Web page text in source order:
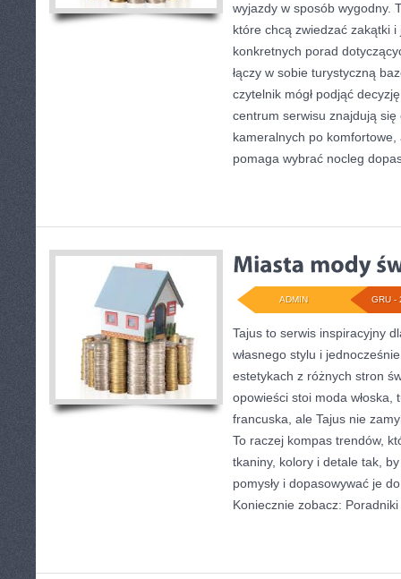
wyjazdy w sposób wygodny.
które chcą zwiedzać zakątki
konkretnych porad
łączy w sobie turystyczną
czytelnik mógł podjąć
centrum serwisu znajdują
kameralnych po
pomaga wybrać nocleg
GRU -
ADMIN
Tajus to serwis inspiracyjny
własnego stylu i
estetykach z różnych stron
opowieści stoi moda
francuska, ale Tajus nie
To raczej kompas trendów,
tkaniny, kolory i detale tak,
pomysły i dopasowywać je
Koniecznie zobacz: